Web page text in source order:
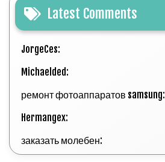
Latest Comments
JorgeCes:
Michaelded:
ремонт фотоаппаратов samsung:
Hermangex:
заказать молебен: